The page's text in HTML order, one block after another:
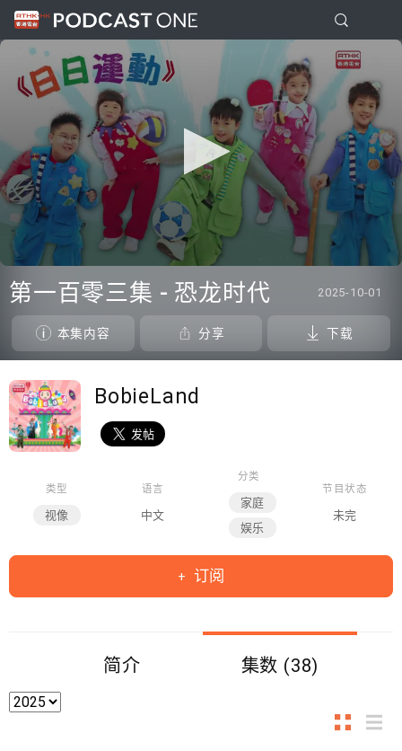
seconds
of
seconds
第一百零三集 - 恐龙时代 2025-10-01
本集内容 分享 下载
BobieLand
类型
视像
语言
中文
分类
家庭
娱乐
节目状态
未完
订阅
简介 集数 (38)